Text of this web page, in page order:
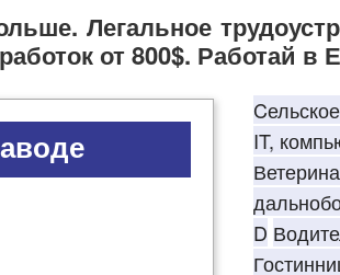
Легальное
от 800$. Работай в
IT,
D